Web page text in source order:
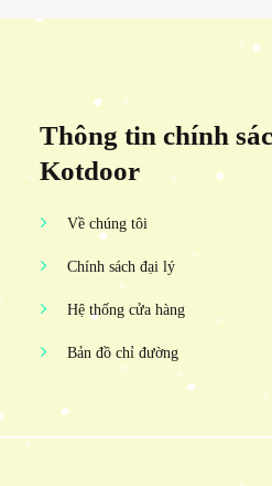
Thông tin chính
Kotdoor
Về chúng tôi
Chính sách đại lý
Hệ thống cửa hàng
Bản đồ chỉ đường